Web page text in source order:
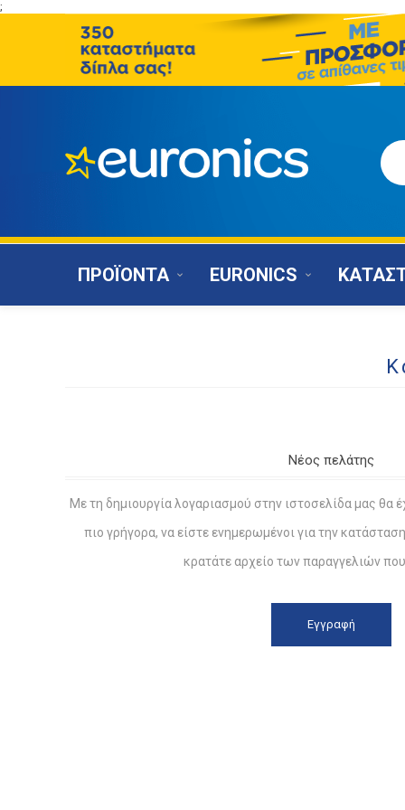
;
ΠΡΟΪΟΝΤΑ EURONICS
Νέος πελάτης
Με τη δημιουργία λογαριασμού στην ιστοσελίδα μας θα
πιο γρήγορα, να είστε ενημερωμένοι για την
κρατάτε αρχείο των παραγγελιών που